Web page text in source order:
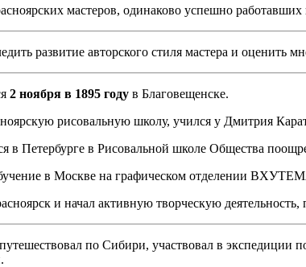
мастеров, одинаково успешно
развитие авторского стиля мастера и оценить
2 ноября в 1895 году в Благовещенске.
рисовальную школу, учился у Дмитрия
в Петербурге в Рисовальной школе Общества
в Москве на графическом отделении
и начал активную творческую
по Сибири, участвовал в экспедиции